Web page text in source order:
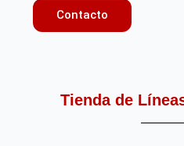
Contacto
Tienda de